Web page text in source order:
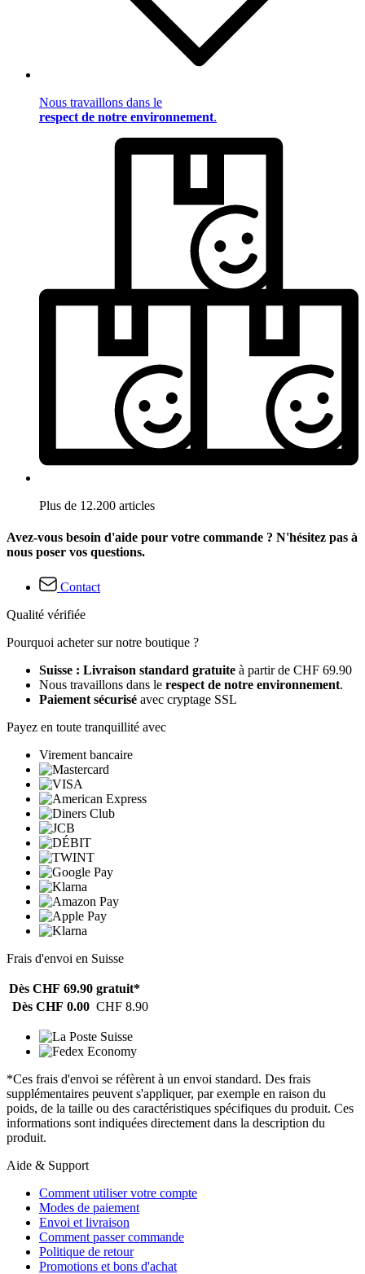
Nous travaillons dans le
respect de notre environnement.
Plus de 12.200 articles
Avez-vous besoin d'aide pour votre commande ? N'hésitez pas à
nous poser vos questions.
Contact
Qualité vérifiée
Pourquoi acheter sur notre boutique ?
Suisse : Livraison standard gratuite à partir de CHF 69.90
Nous travaillons dans le respect de notre environnement.
Paiement sécurisé avec cryptage SSL
Payez en toute tranquillité avec
Virement bancaire
Frais d'envoi en Suisse
Dès CHF 69.90 gratuit*
Dès CHF 0.00 CHF 8.90
*Ces frais d'envoi se réfèrent à un envoi standard. Des frais
supplémentaires peuvent s'appliquer, par exemple en raison du
poids, de la taille ou des caractéristiques spécifiques du produit. Ces
informations sont indiquées directement dans la description du
produit.
Aide & Support
Comment utiliser votre compte
Modes de paiement
Envoi et livraison
Comment passer commande
Politique de retour
Promotions et bons d'achat